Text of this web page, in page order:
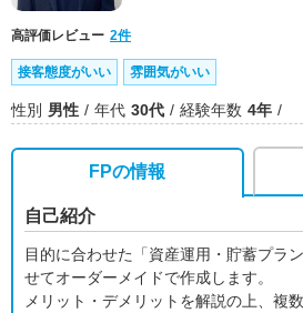
高評価レビュー 2件
接客態度がいい 雰囲気がいい
性別 男性 年代 30代 経験年数 4年
FPの情報
自己紹介
目的に合わせた「資産運用・貯蓄プラ
せてオーダーメイドで作成します。
メリット・デメリットを解説の上、複